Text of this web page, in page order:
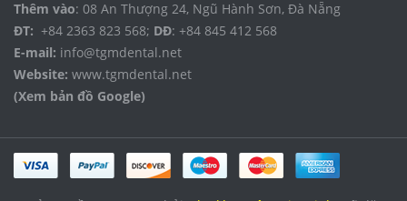
Thêm vào: 08 An Thượng 24, Ngũ Hành Sơn, Đà Nẵng
ĐT: +84 2363 823 568; DĐ: +84 845 412 568
E-mail: info@tgmdental.net
Website: www.tgmdental.net
(Xem bản đồ Google)